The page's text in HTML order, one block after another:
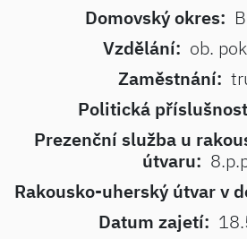
Domovský okres:
Vzdělání: ob.
Zaměstnání:
Politická
Prezenční služba u
útvaru:
Rakousko-uherský útvar v
Datum zajetí: